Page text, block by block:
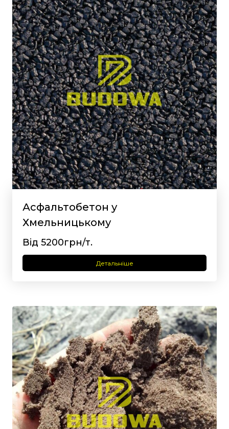
Асфальтобетон у
Хмельницькому
Від 5200грн/т.
Детальніше